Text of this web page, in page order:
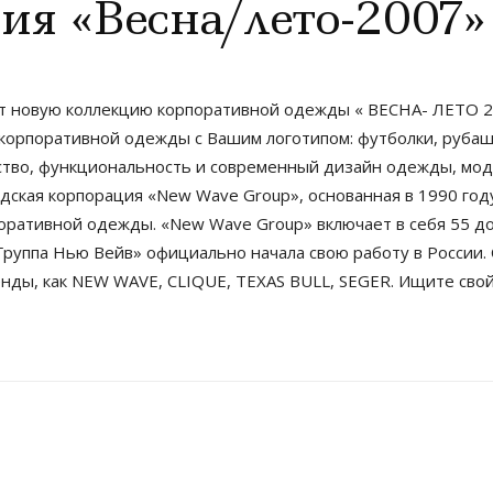
«Весна/лето-2007»
новую коллекцию корпоративной одежды « ВЕСНА- ЛЕТО
одежды с Вашим логотипом: футболки,
функциональность и современный дизайн одежды,
корпорация «New Wave Group», основанная в 1990
одежды. «New Wave Group» включает в себя 55
Нью Вейв» официально начала свою работу в
как NEW WAVE, CLIQUE, TEXAS BULL, SEGER. Ищите